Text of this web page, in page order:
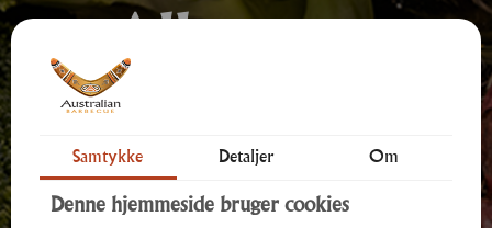
Allergener
& Ingredienser
Henvendelser omkring Allergener og ingredienser,
kontakt venligst butikken på tlf:
Samtykke Detaljer Om
Denne hjemmeside bruger cookies